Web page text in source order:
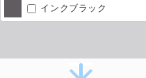
インクブラック